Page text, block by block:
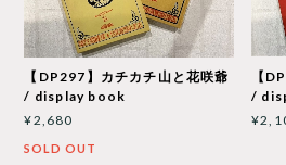
【DP297】カチカチ山と花咲爺
/ display book
¥2,680
SOLD OUT
【
/